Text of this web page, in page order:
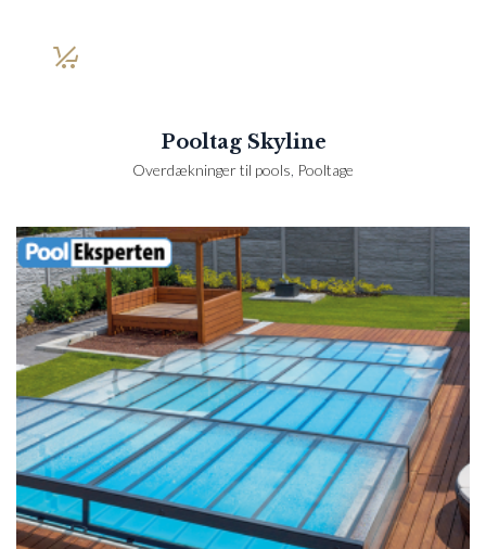
Pooltag Skyline
Overdækninger til pools Pooltage